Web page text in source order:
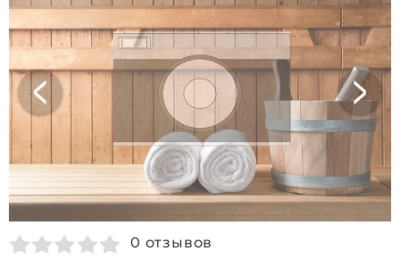
0 отзывов